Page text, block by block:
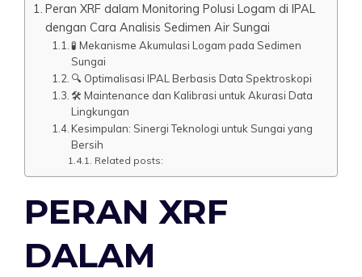
Peran XRF dalam Monitoring Polusi Logam di IPAL
dengan Cara Analisis Sedimen Air Sungai
🧪 Mekanisme Akumulasi Logam pada Sedimen
Sungai
🔍 Optimalisasi IPAL Berbasis Data Spektroskopi
🛠️ Maintenance dan Kalibrasi untuk Akurasi Data
Lingkungan
Kesimpulan: Sinergi Teknologi untuk Sungai yang
Bersih
Related posts:
PERAN XRF
DALAM